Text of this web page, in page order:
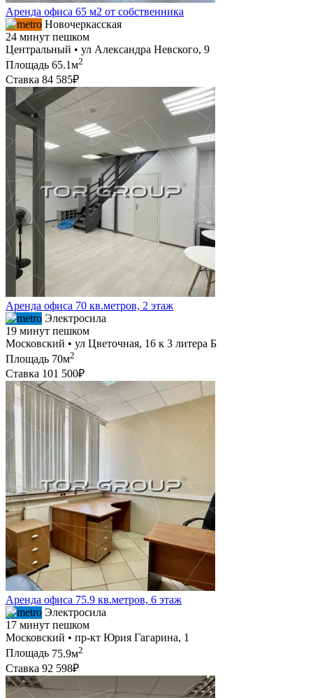
Аренда офиса 65 м2 от собственника
Новочеркасская
24 минут пешком
Центральный • ул Александра Невского, 9
Площадь 65.1м2
Ставка 84 585₽
Аренда офиса 70 кв.метров, 2 этаж
Электросила
19 минут пешком
Московский • ул Цветочная, 16 к 3 литера Б
Площадь 70м2
Ставка 101 500₽
Аренда офиса 75.9 кв.метров, 6 этаж
Электросила
17 минут пешком
Московский • пр-кт Юрия Гагарина, 1
Площадь 75.9м2
Ставка 92 598₽